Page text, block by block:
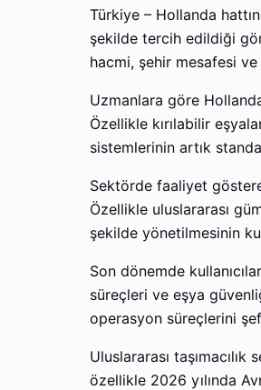
Türkiye – Hollanda
şekilde tercih edildiği
hacmi, şehir mesafesi
Uzmanlara göre
Özellikle kırılabilir
sistemlerinin artık
Sektörde faaliyet
Özellikle uluslararası
şekilde yönetilmesinin
Son dönemde
süreçleri ve eşya
operasyon süreçlerini
Uluslararası
özellikle 2026 yılında